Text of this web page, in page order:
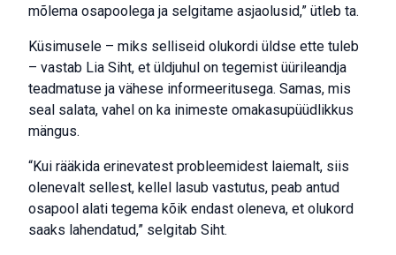
mõlema osapoolega ja selgitame asjaolusid,” ütleb ta.
Küsimusele – miks selliseid olukordi üldse ette tuleb
– vastab Lia Siht, et üldjuhul on tegemist üürileandja
teadmatuse ja vähese informeeritusega. Samas, mis
seal salata, vahel on ka inimeste omakasupüüdlikkus
mängus.
“Kui rääkida erinevatest probleemidest laiemalt, siis
olenevalt sellest, kellel lasub vastutus, peab antud
osapool alati tegema kõik endast oleneva, et olukord
saaks lahendatud,” selgitab Siht.